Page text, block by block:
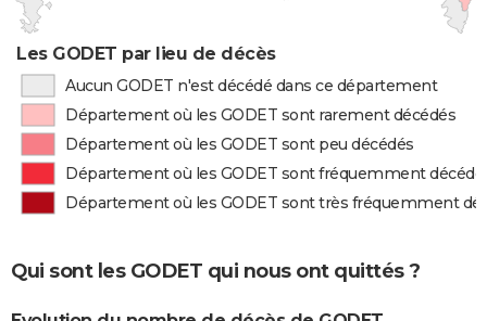
Les GODET par lieu de décès
Aucun GODET n'est décédé dans ce département
Département où les GODET sont rarement décédés
Département où les GODET sont peu décédés
Département où les GODET sont fréquemment
Département où les GODET sont très fréquemment
Qui sont les GODET qui nous ont quittés ?